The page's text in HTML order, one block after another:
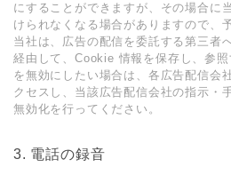
にすることができますが、その場合に
けられなくなる場合がありますので、
当社は、広告の配信を委託する第三者
経由して、Cookie 情報を保存し、参
を無効にしたい場合は、各広告配信会
クセスし、当該広告配信会社の指⽰・
無効化を⾏ってください。
3. 電話の録⾳